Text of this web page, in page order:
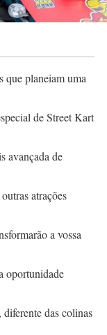
que planeiam uma
de Street Kart
avançada de
atrações
a vossa
oportunidade
das colinas